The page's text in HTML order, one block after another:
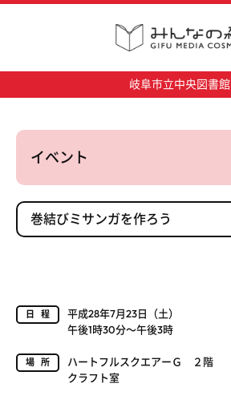
岐阜市立中央図書館
イベント
巻結びミサンガを作ろう
日程
平成28年7月23日（土）
午後1時30分～午後3時
場所
ハートフルスクエアーＧ ２階
クラフト室